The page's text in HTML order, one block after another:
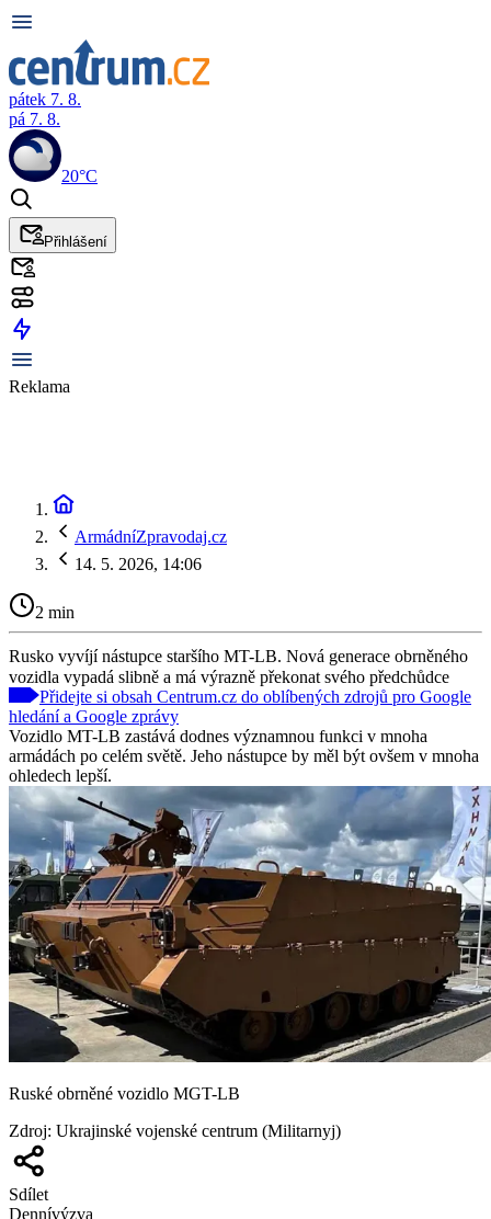
pátek 7. 8.
pá 7. 8.
20°C
Přihlášení
Reklama
ArmádníZpravodaj.cz
14. 5. 2026, 14:06
2 min
Rusko vyvíjí nástupce staršího MT-LB. Nová generace obrněného
vozidla vypadá slibně a má výrazně překonat svého předchůdce
Přidejte si obsah Centrum.cz do oblíbených zdrojů pro Google
hledání a Google zprávy
Vozidlo MT-LB zastává dodnes významnou funkci v mnoha
armádách po celém světě. Jeho nástupce by měl být ovšem v mnoha
ohledech lepší.
Ruské obrněné vozidlo MGT-LB
Zdroj: Ukrajinské vojenské centrum (Militarnyj)
Sdílet
Dennívýzva